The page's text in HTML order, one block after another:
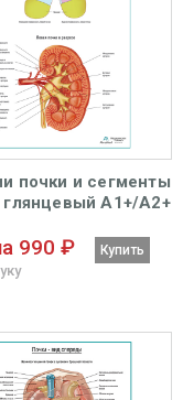
почки и сегменты
глянцевый А1+/А2+
990 ₽ Купить